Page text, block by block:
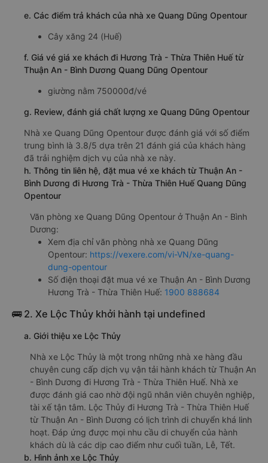
e. Các điểm trả khách của nhà xe Quang Dũng Opentour
Cây xăng 24 (Huế)
f. Giá vé giá xe khách đi Hương Trà - Thừa Thiên Huế từ
Thuận An - Bình Dương Quang Dũng Opentour
giường nằm 750000đ/vé
g. Review, đánh giá chất lượng xe Quang Dũng Opentour
Nhà xe Quang Dũng Opentour được đánh giá với số điểm
trung bình là 3.8/5 dựa trên 21 đánh giá của khách hàng
đã trải nghiệm dịch vụ của nhà xe này.
h. Thông tin liên hệ, đặt mua vé xe khách từ Thuận An -
Bình Dương đi Hương Trà - Thừa Thiên Huế Quang Dũng
Opentour
Văn phòng xe Quang Dũng Opentour ở Thuận An - Bình
Dương:
Xem địa chỉ văn phòng nhà xe Quang Dũng
Opentour: https://vexere.com/vi-VN/xe-quang-
dung-opentour
Số điện thoại đặt mua vé xe Thuận An - Bình Dương
Hương Trà - Thừa Thiên Huế: 1900 888684
🚌 2. Xe Lộc Thủy khởi hành tại undefined
a. Giới thiệu xe Lộc Thủy
Nhà xe Lộc Thủy là một trong những nhà xe hàng đầu
chuyên cung cấp dịch vụ vận tải hành khách từ Thuận An
- Bình Dương đi Hương Trà - Thừa Thiên Huế. Nhà xe
được đánh giá cao nhờ đội ngũ nhân viên chuyên nghiệp,
tài xế tận tâm. Lộc Thủy đi Hương Trà - Thừa Thiên Huế
từ Thuận An - Bình Dương có lịch trình di chuyển khá linh
hoạt. Đáp ứng được mọi nhu cầu di chuyển của hành
khách dù là các dịp cao điểm như cuối tuần, Lễ, Tết.
b. Hình ảnh xe Lộc Thủy